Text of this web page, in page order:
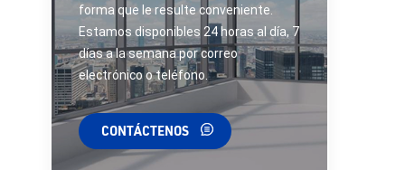
forma que le resulte conveniente.
Estamos disponibles 24 horas al día, 7
días a la semana por correo
electrónico o teléfono.
CONTÁCTENOS